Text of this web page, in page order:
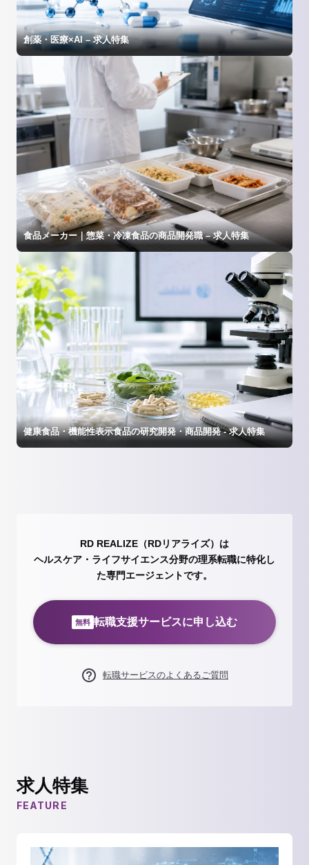
創薬・医療×AI – 求人特集
食品メーカー｜惣菜・冷凍食品の商品開発職 – 求人特集
健康食品・機能性表示食品の研究開発・商品開発 - 求人特集
RD REALIZE（RDリアライズ）は
ヘルスケア・ライフサイエンス分野の理系転職に特化し
た専門エージェントです。
無料 転職支援サービスに申し込む
転職サービスのよくあるご質問
求人特集
FEATURE